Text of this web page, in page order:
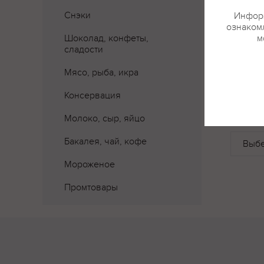
Снэки
Шоколад, конфеты,
сладости
Мясо, рыба, икра
Консервация
Молоко, сыр, яйцо
Бакалея, чай, кофе
Мороженое
Промтовары